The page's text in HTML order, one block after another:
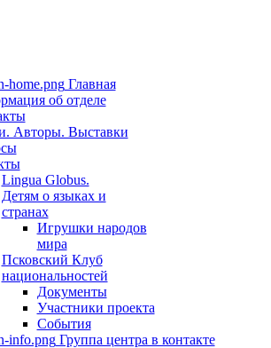
Главная
об отделе
Авторы. Выставки
Lingua Globus.
Детям о языках и
странах
Игрушки народов
мира
Псковский Клуб
национальностей
Документы
Участники проекта
События
Группа центра в контакте